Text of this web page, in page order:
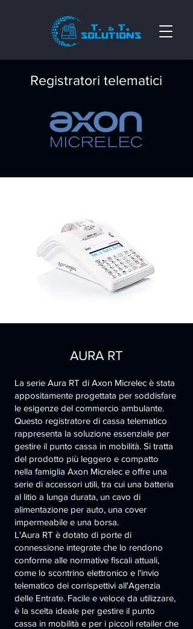
Registratori telematici
AURA RT
La serie Aura RT di Axon Micrelec è stata
appositamente progettata per soddisfare
le esigenze del commercio ambulante.
Questo registratore di cassa telematico
rappresenta la soluzione essenziale per
gestire il punto cassa in mobilità. Si tratta
del prodotto più leggero e compatto
nella famiglia Axon Micrelec e offre una
serie di accessori utili, tra cui una batteria
al litio a lunga durata, un cavo di
alimentazione per auto, una cover
impermeabile e una borsa.
L'Aura RT è dotato di porte di
connessione integrate che lo rendono
conforme alle normative fiscali attuali,
come lo scontrino elettronico e l'invio
telematico dei corrispettivi all'Agenzia
delle Entrate. Facile e veloce da utilizzare,
è la scelta ideale per gestire il punto
cassa in mobilità e per i piccoli retailer che